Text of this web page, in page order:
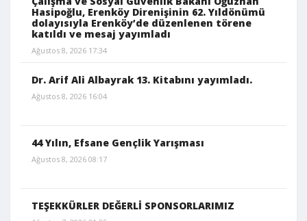
Hasipoğlu, Erenköy Direnişinin 62. Yıldönümü
dolayısıyla Erenköy’de düzenlenen törene
katıldı ve mesaj yayımladı
Ağustos 8, 2026 17:34
Dr. Arif Ali Albayrak 13. Kitabını yayımladı.
Ağustos 8, 2026 16:04
44 Yılın, Efsane Gençlik Yarışması
Ağustos 8, 2026 08:17
TEŞEKKÜRLER DEĞERLİ SPONSORLARIMIZ